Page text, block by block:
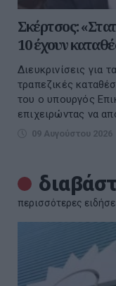
Σκέρτσος:
10 έχουν
Διευκρινίσεις για
τραπεζικές
του ο υπουργός
επιχειρώντας να
09 Αυγούστου 2026
περισσότερες